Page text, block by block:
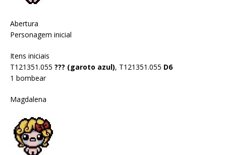
Abertura
Personagem inicial
Itens iniciais
T121351.055 ??? (garoto azul), T121351.055 D6
1 bombear
Magdalena